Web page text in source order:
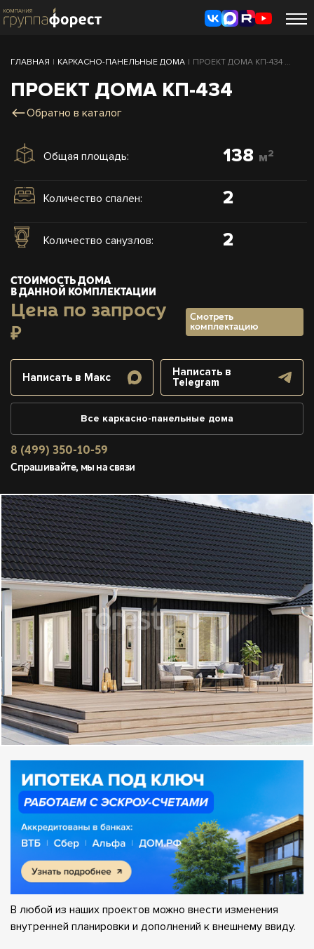
ГЛАВНАЯ | КАРКАСНО-ПАНЕЛЬНЫЕ ДОМА | ПРОЕКТ ДОМА КП-434 ...
ПРОЕКТ ДОМА КП-434
Обратно в каталог
Общая площадь: 138 м2
Количество спален: 2
Количество санузлов: 2
СТОИМОСТЬ ДОМА
В ДАННОЙ КОМПЛЕКТАЦИИ
Цена по запросу
₽
Смотреть
комплектацию
Написать в Макс
Написать в
Telegram
Все каркасно-панельные дома
8 (499) 350-10-59
Спрашивайте, мы на связи
В любой из наших проектов можно внести изменения
внутренней планировки и дополнений к внешнему ввиду.